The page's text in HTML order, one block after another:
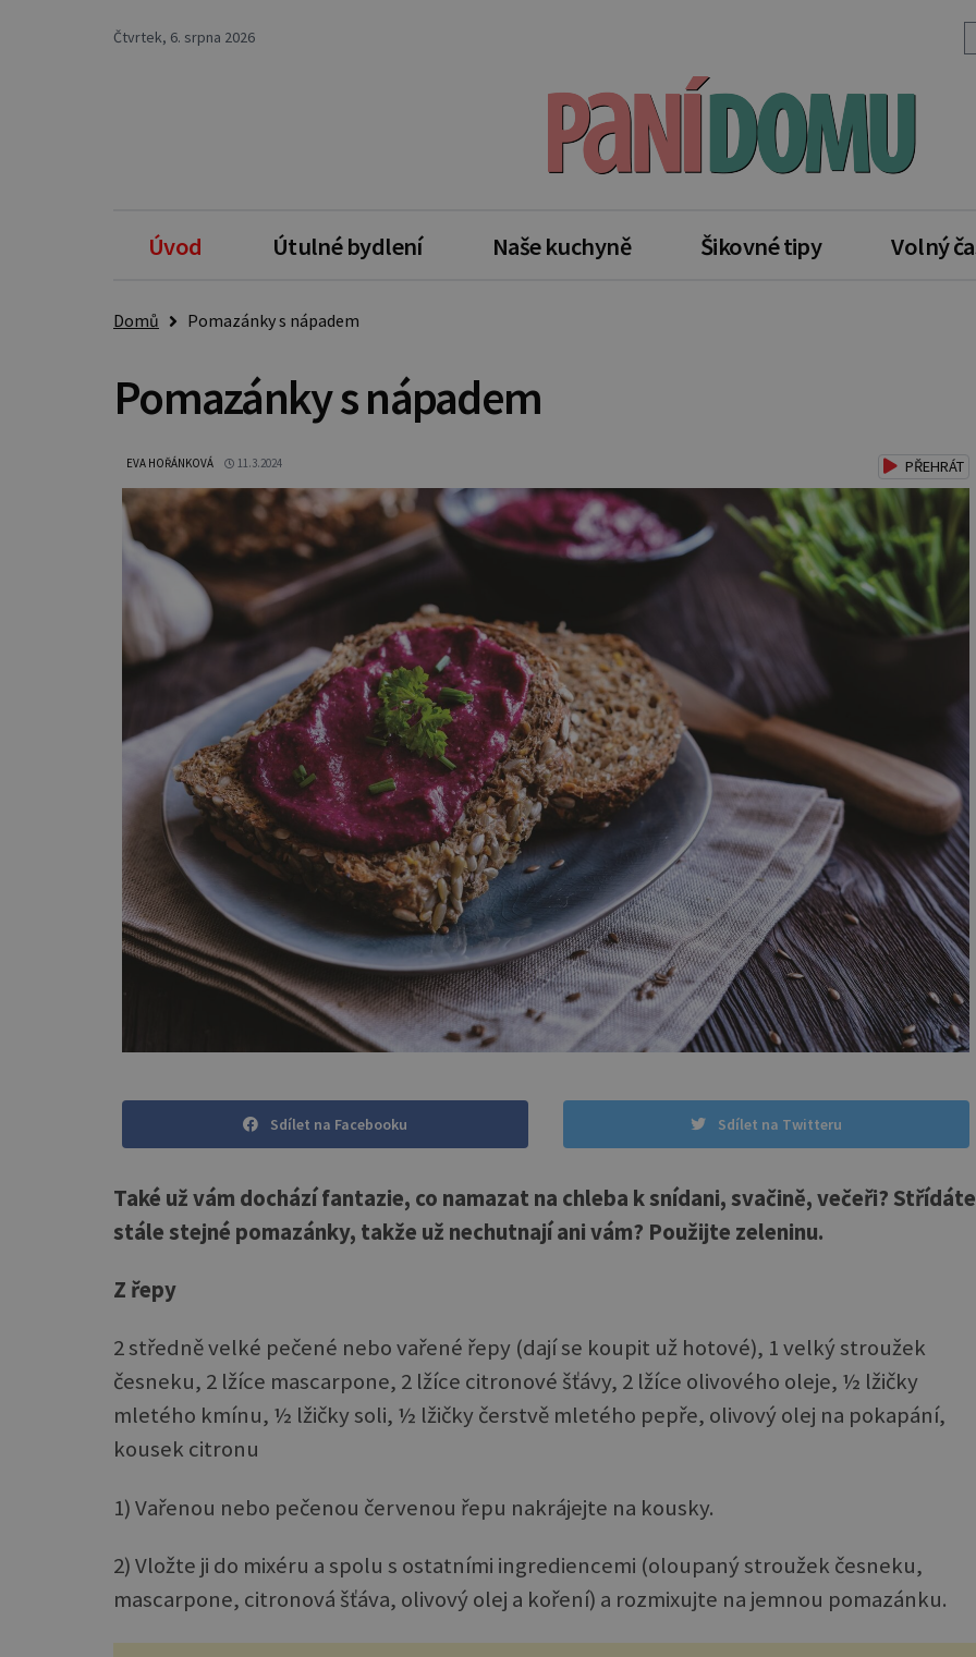
Čtvrtek, 6. srpna 2026
Úvod Útulné bydlení Naše kuchyně Šikovné tipy Volný
Domů Pomazánky s nápadem
Pomazánky s nápadem
EVA HOŘÁNKOVÁ 11.3.2024 PŘEHRÁT
Sdílet na Facebooku Sdílet na Twitteru
Také už vám dochází fantazie, co namazat na chleba k snídani, svačině, večeři? Střídáte
stále stejné pomazánky, takže už nechutnají ani vám? Použijte zeleninu.
Z řepy
2 středně velké pečené nebo vařené řepy (dají se koupit už hotové), 1 velký stroužek
česneku, 2 lžíce mascarpone, 2 lžíce citronové šťávy, 2 lžíce olivového oleje, ½ lžičky
mletého kmínu, ½ lžičky soli, ½ lžičky čerstvě mletého pepře, olivový olej na pokapání,
kousek citronu
1) Vařenou nebo pečenou červenou řepu nakrájejte na kousky.
2) Vložte ji do mixéru a spolu s ostatními ingrediencemi (oloupaný stroužek česneku,
mascarpone, citronová šťáva, olivový olej a koření) a rozmixujte na jemnou pomazánku.